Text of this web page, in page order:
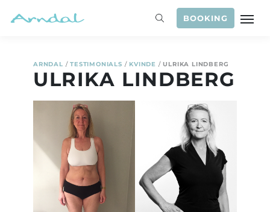
BOOKING
ARNDAL /TESTIMONIALS / KVINDE /ULRIKA LINDBERG
ULRIKA LINDBERG